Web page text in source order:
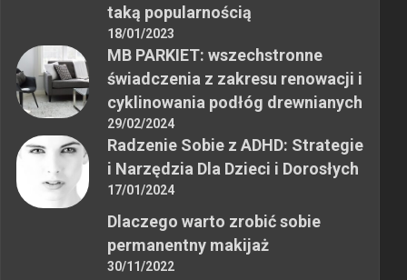
taką popularnością
18/01/2023
MB PARKIET: wszechstronne
świadczenia z zakresu renowacji i
cyklinowania podłóg drewnianych
29/02/2024
Radzenie Sobie z ADHD: Strategie
i Narzędzia Dla Dzieci i Dorosłych
17/01/2024
Dlaczego warto zrobić sobie
permanentny makijaż
30/11/2022